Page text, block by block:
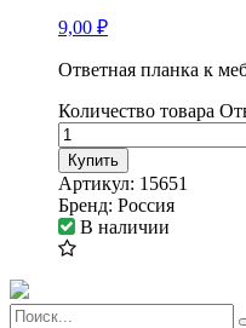
9,00 ₽
Ответная планка к
Количество товара
Купить
Артикул: 15651
Бренд: Россия
В наличии